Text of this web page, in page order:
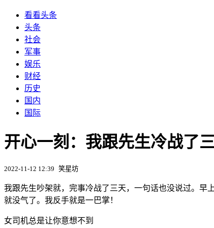
看看头条
头条
社会
军事
娱乐
财经
历史
国内
国际
开心一刻：我跟先生冷战了
2022-11-12 12:39 笑星坊
我跟先生吵架就，完事冷战了三天，一句话也没说过。早
就没气了。我反手就是一巴掌！
女司机总是让你意想不到